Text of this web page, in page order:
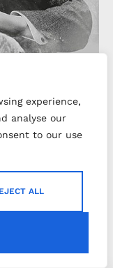
experience,
analyse our
to our use
ALL
mi wolność,
a